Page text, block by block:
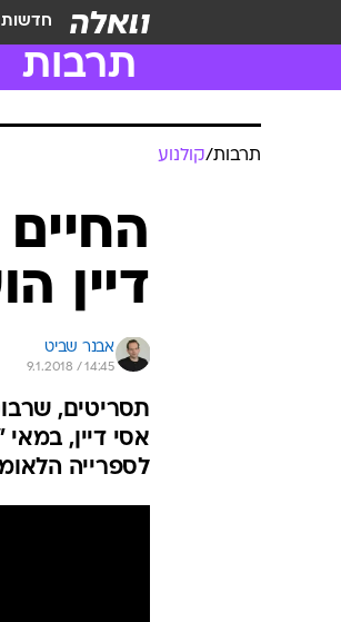
חדשות
תרבות
תרבות/קולנוע
דיין
אבנר שביט
9.1.2018 / 14:45
תסריטים,
אסי דיין,
לספרייה